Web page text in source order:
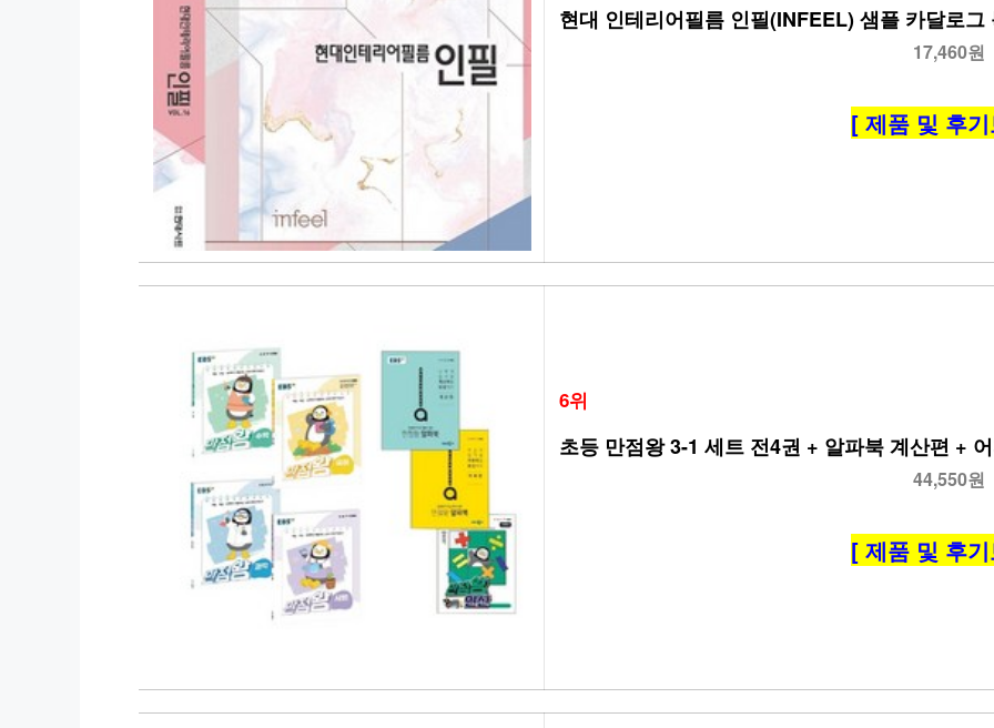
현대 인테리어필름 인필(INFEEL) 샘플 카달로그
17,460원
[ 제품 및 후
6위
초등 만점왕 3-1 세트 전4권 + 알파북 계산편 +
44,550원
[ 제품 및 후